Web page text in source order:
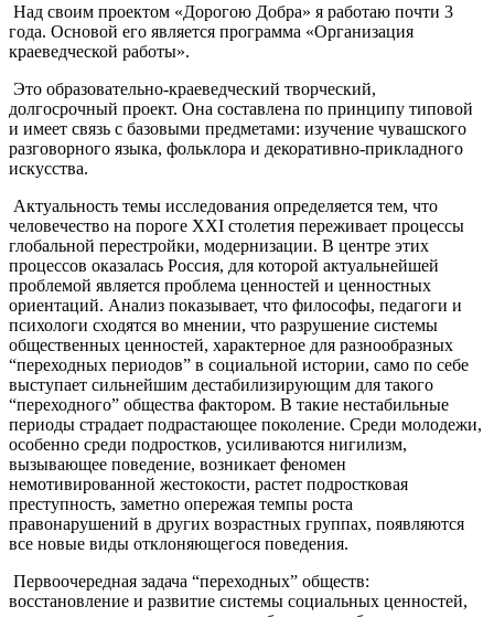
Над своим проектом «Дорогою Добра» я работаю почти 3
года. Основой его является программа «Организация
краеведческой работы».
Это образовательно-краеведческий творческий,
долгосрочный проект. Она составлена по принципу типовой
и имеет связь с базовыми предметами: изучение чувашского
разговорного языка, фольклора и декоративно-прикладного
искусства.
Актуальность темы исследования определяется тем, что
человечество на пороге XXI столетия переживает процессы
глобальной перестройки, модернизации. В центре этих
процессов оказалась Россия, для которой актуальнейшей
проблемой является проблема ценностей и ценностных
ориентаций. Анализ показывает, что философы, педагоги и
психологи сходятся во мнении, что разрушение системы
общественных ценностей, характерное для разнообразных
“переходных периодов” в социальной истории, само по себе
выступает сильнейшим дестабилизирующим для такого
“переходного” общества фактором. В такие нестабильные
периоды страдает подрастающее поколение. Среди молодежи,
особенно среди подростков, усиливаются нигилизм,
вызывающее поведение, возникает феномен
немотивированной жестокости, растет подростковая
преступность, заметно опережая темпы роста
правонарушений в других возрастных группах, появляются
все новые виды отклоняющегося поведения.
Первоочередная задача “переходных” обществ:
восстановление и развитие системы социальных ценностей,